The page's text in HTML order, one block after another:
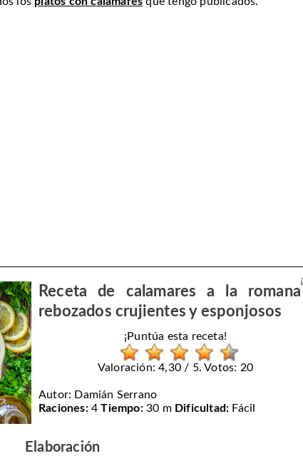
Receta de calamares a la romana
rebozados crujientes y esponjosos
¡Puntúa esta receta!
Valoración: 4,30 / 5. Votos: 20
Autor: Damián Serrano
Raciones: 4 Tiempo: 30 m Dificultad: Fácil
Elaboración